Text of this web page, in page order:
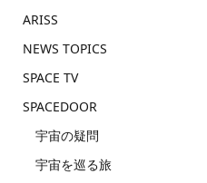
ARISS
NEWS TOPICS
SPACE TV
SPACEDOOR
宇宙の疑問
宇宙を巡る旅